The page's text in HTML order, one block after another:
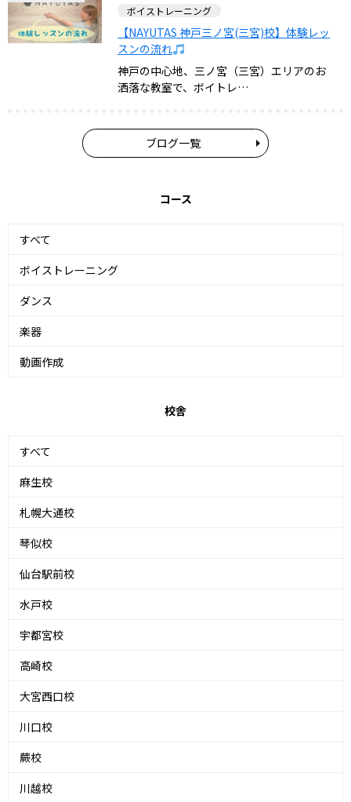
ボイストレーニング
【NAYUTAS 神戸三ノ宮(三宮)校】体験レッ
スンの流れ
神戸の中心地、三ノ宮（三宮）エリアのお
洒落な教室で、ボイトレ…
ブログ一覧
コース
すべて
ボイストレーニング
ダンス
楽器
動画作成
校舎
すべて
麻生校
札幌大通校
琴似校
仙台駅前校
水戸校
宇都宮校
高崎校
大宮西口校
川口校
蕨校
川越校